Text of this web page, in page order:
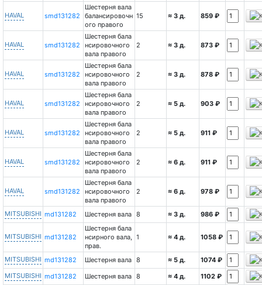
HAVAL smd131282
Шестерня вала
балансировочн
ого правого
15 ≈ 3 д. 859 ₽
HAVAL smd131282
Шестерня бала
нсировочного
вала правого
2 ≈ 3 д. 873 ₽
HAVAL smd131282
Шестерня бала
нсировочного
вала правого
2 ≈ 3 д. 878 ₽
HAVAL smd131282
Шестерня бала
нсировочного
вала правого
2 ≈ 5 д. 903 ₽
HAVAL smd131282
Шестерня бала
нсировочного
вала правого
2 ≈ 5 д. 911 ₽
HAVAL smd131282
Шестерня бала
нсировочного
вала правого
2 ≈ 6 д. 911 ₽
HAVAL smd131282
Шестерня бала
нсировочного
вала правого
2 ≈ 6 д. 978 ₽
MITSUBISHI md131282 Шестерня вала 8 ≈ 3 д. 986 ₽
MITSUBISHI md131282
Шестерня бала
нсирного вала,
прав.
1 ≈ 4 д. 1058 ₽
MITSUBISHI md131282 Шестерня вала 8 ≈ 5 д.
1074 ₽
MITSUBISHI md131282 Шестерня вала 8 ≈ 4 д. 1102 ₽